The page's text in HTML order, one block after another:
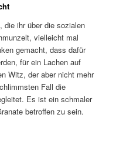
die ihr über die sozialen
vielleicht mal
gemacht, dass dafür
für ein Lachen auf
Witz, der aber nicht mehr
Fall die
Es ist ein schmaler
betroffen zu sein.